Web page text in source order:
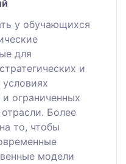
у обучающихся
для
и
ограниченных
Более
то, чтобы
модели